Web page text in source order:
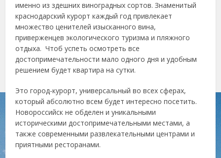
именно из здешних виноградных сортов. Знаменитый
краснодарский курорт каждый год привлекает
множество ценителей изысканного вина,
приверженцев экологического туризма и пляжного
отдыха. Чтоб успеть осмотреть все
достопримечательности мало одного дня и удобным
решением будет квартира на сутки.
Это город-курорт, универсальный во всех сферах,
который абсолютно всем будет интересно посетить.
Новороссийск не обделен и уникальными
историческими достопримечательными местами, а
также современными развлекательными центрами и
приятными ресторанами.